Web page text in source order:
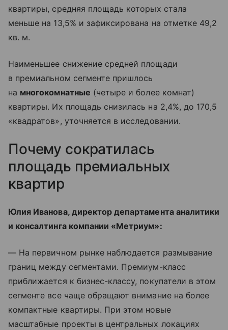
квартиры, средняя площадь которых стала
меньше на 13,5% и зафиксирована на отметке 49,2
кв. м.
Наименьшее снижение средней площади
в премиальном сегменте пришлось
на многокомнатные (четыре и более комнат)
квартиры. Их площадь снизилась на 2,4%, до 170,5
«квадратов», уточняется в исследовании.
Почему сократилась
площадь премиальных
квартир
Юлия Иванова, директор департамента аналитики
и консалтинга компании «Метриум»:
— На первичном рынке наблюдается размывание
границ между сегментами. Премиум-класс
приближается к бизнес-классу, покупатели в этом
сегменте все чаще обращают внимание на более
компактные квартиры. При этом новые
масштабные проекты в центральных локациях